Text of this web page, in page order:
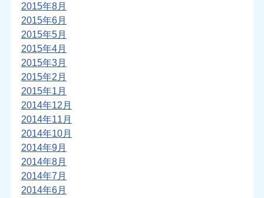
2015年8月
2015年6月
2015年5月
2015年4月
2015年3月
2015年2月
2015年1月
2014年12月
2014年11月
2014年10月
2014年9月
2014年8月
2014年7月
2014年6月